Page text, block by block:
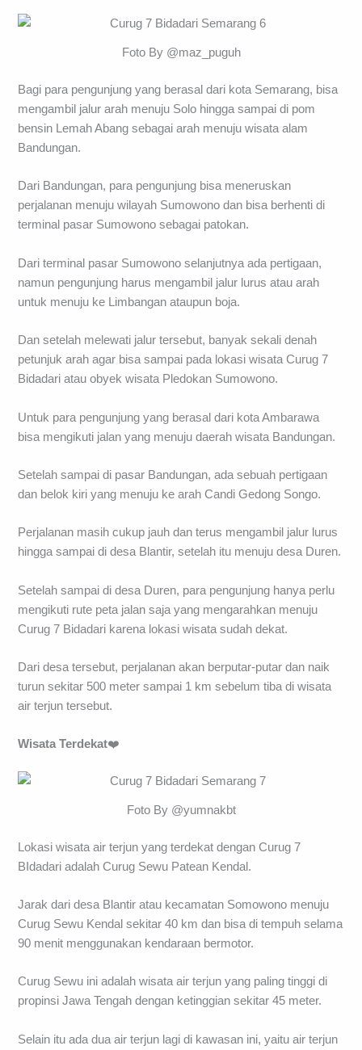
Foto By @maz_puguh
Bagi para pengunjung yang berasal dari kota Semarang, bisa
mengambil jalur arah menuju Solo hingga sampai di pom
bensin Lemah Abang sebagai arah menuju wisata alam
Bandungan.
Dari Bandungan, para pengunjung bisa meneruskan
perjalanan menuju wilayah Sumowono dan bisa berhenti di
terminal pasar Sumowono sebagai patokan.
Dari terminal pasar Sumowono selanjutnya ada pertigaan,
namun pengunjung harus mengambil jalur lurus atau arah
untuk menuju ke Limbangan ataupun boja.
Dan setelah melewati jalur tersebut, banyak sekali denah
petunjuk arah agar bisa sampai pada lokasi wisata Curug 7
Bidadari atau obyek wisata Pledokan Sumowono.
Untuk para pengunjung yang berasal dari kota Ambarawa
bisa mengikuti jalan yang menuju daerah wisata Bandungan.
Setelah sampai di pasar Bandungan, ada sebuah pertigaan
dan belok kiri yang menuju ke arah Candi Gedong Songo.
Perjalanan masih cukup jauh dan terus mengambil jalur lurus
hingga sampai di desa Blantir, setelah itu menuju desa Duren.
Setelah sampai di desa Duren, para pengunjung hanya perlu
mengikuti rute peta jalan saja yang mengarahkan menuju
Curug 7 Bidadari karena lokasi wisata sudah dekat.
Dari desa tersebut, perjalanan akan berputar-putar dan naik
turun sekitar 500 meter sampai 1 km sebelum tiba di wisata
air terjun tersebut.
Wisata Terdekat❤️
Foto By @yumnakbt
Lokasi wisata air terjun yang terdekat dengan Curug 7
BIdadari adalah Curug Sewu Patean Kendal.
Jarak dari desa Blantir atau kecamatan Somowono menuju
Curug Sewu Kendal sekitar 40 km dan bisa di tempuh selama
90 menit menggunakan kendaraan bermotor.
Curug Sewu ini adalah wisata air terjun yang paling tinggi di
propinsi Jawa Tengah dengan ketinggian sekitar 45 meter.
Selain itu ada dua air terjun lagi di kawasan ini, yaitu air terjun